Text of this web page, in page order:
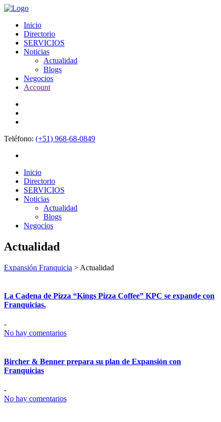
Inicio
Directorio
SERVICIOS
Noticias
Actualidad
Blogs
Negocios
Account
Teléfono: (+51) 968-68-0849
Inicio
Directorio
SERVICIOS
Noticias
Actualidad
Blogs
Negocios
Actualidad
Expansión Franquicia > Actualidad
La Cadena de Pizza “Kings Pizza Coffee” KPC se expande con
Franquicias.
-
No hay comentarios
Bircher & Benner prepara su plan de Expansión con
Franquicias
-
No hay comentarios